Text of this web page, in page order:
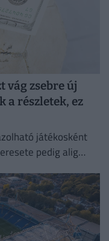
vág zsebre új
a részletek, ez
játékosként
pedig alig